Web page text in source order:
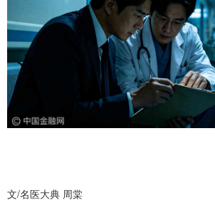
文/名医大典 周棠